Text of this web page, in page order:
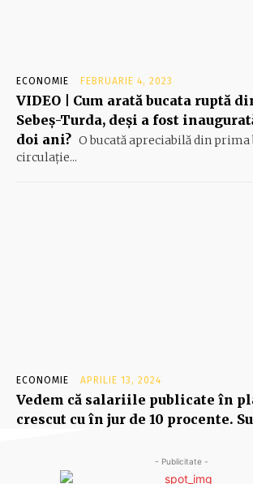
ECONOMIE FEBRUARIE 4, 2023
VIDEO | Cum arată bucata ruptă
Sebeș-Turda, deși a fost
doi ani? O bucată apreciabilă din prima
circulaţie...
ECONOMIE APRILIE 13, 2024
Vedem că salariile publicate în
crescut cu în jur de 10 procente.
- Publicitate -